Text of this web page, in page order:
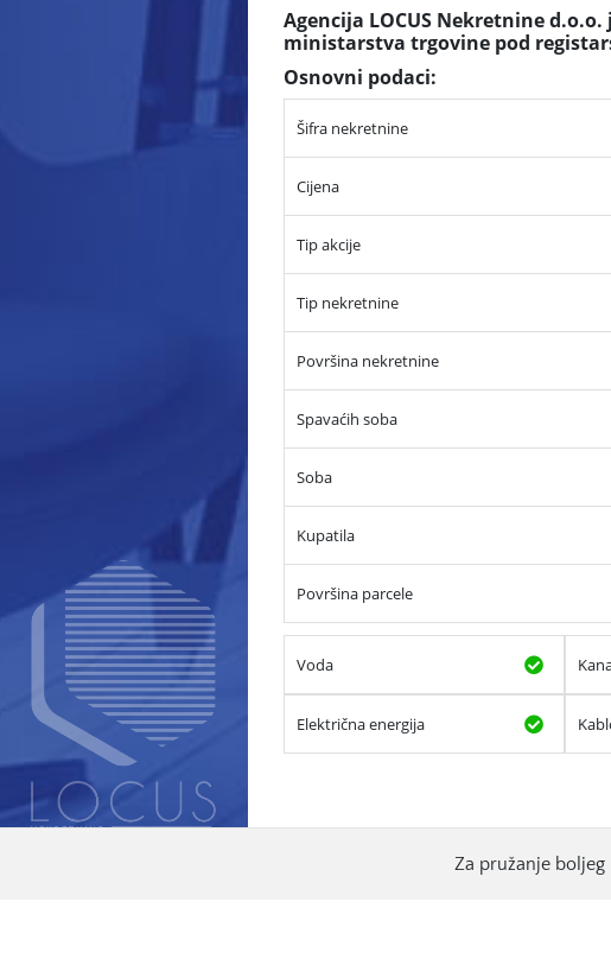
Agencija LOCUS Nekretnine
ministarstva trgovine pod
Osnovni podaci:
Šifra nekretnine
Cijena
Tip akcije
Tip nekretnine
Površina nekretnine
Spavaćih soba
Soba
Kupatila
Površina parcele
Voda
Električna energija
Za pružanje